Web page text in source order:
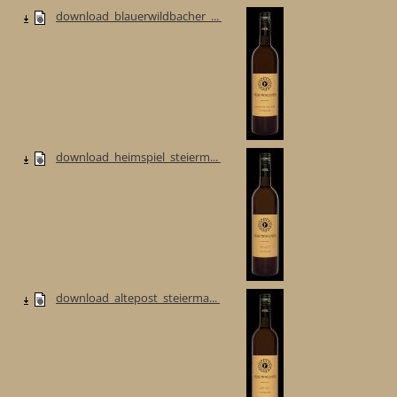
download_blauerwildbacher_...
download_heimspiel_steierm...
download_altepost_steierma...